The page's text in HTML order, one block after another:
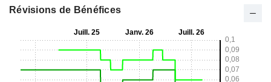
Révisions de Bénéfices